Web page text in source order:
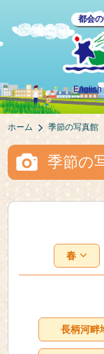
都会
English
ホーム 季節の写真館
季節の
春
長柄河畔